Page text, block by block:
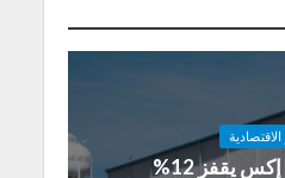
الاقتصادية
سهم سبيس إكس يقفز 12%